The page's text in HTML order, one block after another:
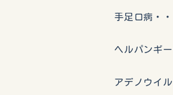
手足口病・
ヘルパンギ
アデノウイ